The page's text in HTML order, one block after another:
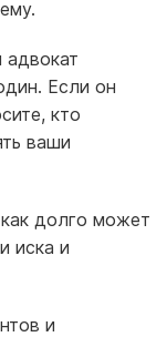
адвокат
Если он
кто
ваши
долго может
иска и
и